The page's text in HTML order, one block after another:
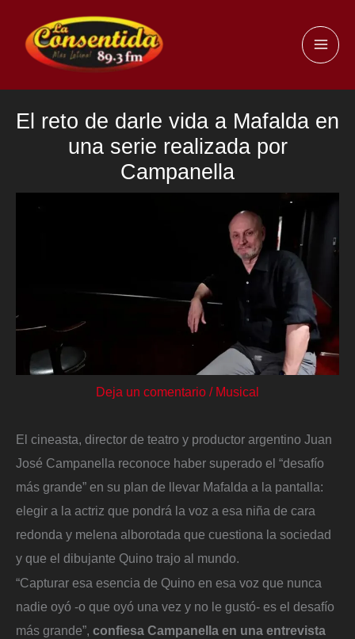
contenido
El reto de darle vida a Mafalda en
una serie realizada por
Campanella
Deja un comentario / Musical
El cineasta, director de teatro y productor argentino Juan
José Campanella reconoce haber superado el “desafío
más grande” en su plan de llevar Mafalda a la pantalla:
elegir a la actriz que pondrá la voz a esa niña de cara
redonda y melena alborotada que cuestiona la sociedad
y que el dibujante Quino trajo al mundo.
“Capturar esa esencia de Quino en esa voz que nunca
nadie oyó -o que oyó una vez y no le gustó- es el desafío
más grande”, confiesa Campanella en una entrevista